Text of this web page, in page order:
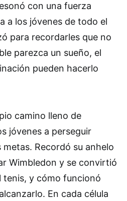
con una fuerza
a los jóvenes de todo el
para recordarles que no
parezca un sueño, el
pueden hacerlo
camino lleno de
jóvenes a perseguir
Recordó su anhelo
Wimbledon y se convirtió
tenis, y cómo funcionó
En cada célula